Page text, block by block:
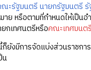
ะรัฐมนตรีนายกรัฐมนตรี
าย หรือตามที่กำหนดให้เป็นอ
กเทศนตรีหรือคณะเทศมนตรี
ยังมีการจัดแบ่งส่วนราชกา
น